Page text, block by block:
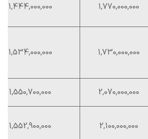
1,770,000,000
1,444,000,000
1,730,000,000
1,534,000,000
2,070,000,000
1,550,700,000
2,100,000,000
1,552,900,000